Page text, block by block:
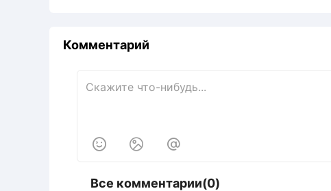
Комментарий
  
Все комментарии(0)